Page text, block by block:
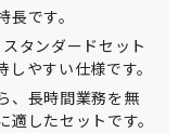
です。
タンダードセット
やすい仕様です。
、長時間業務を無
したセットです。